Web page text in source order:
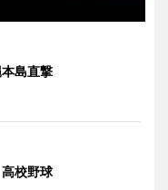
島直撃
校野球